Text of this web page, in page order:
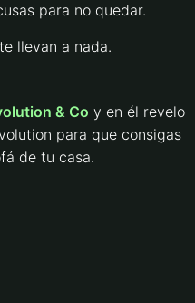
para no quedar.
llevan a nada.
& Co y en él revelo
para que consigas
de tu casa.